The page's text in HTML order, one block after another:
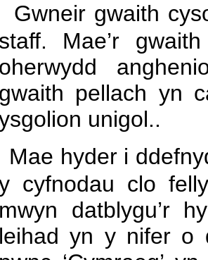
Gwneir gwaith
staff. Mae’r
oherwydd
gwaith pellach yn
unigol..
Mae hyder i
cyfnodau clo
mwyn datblygu’r
leihad yn y nifer o